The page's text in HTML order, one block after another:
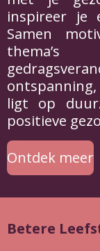
inspireer je
Samen
ontspanning,
ligt op
positieve
Ontdek meer
Betere